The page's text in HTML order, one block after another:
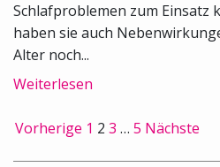
Schlafproblemen zum Einsatz
haben sie auch
Alter noch...
Weiterlesen
Vorherige 1 2 3 … 5 Nächste